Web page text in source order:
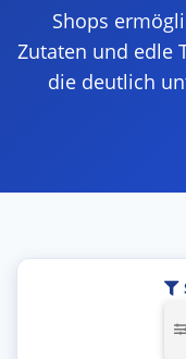
Shops
Zutaten und edle
die deutlich